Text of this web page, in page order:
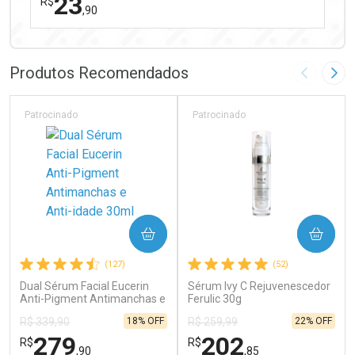
,90
Laboratório
Ativar Desconto
Comprar sem Desconto
Por Menos
Comprar sem Desconto
Produtos Recomendados Imagem
(127)
Dual Sérum Facial Eucerin
Anti-Pigment Antimanchas e
Patrocinado
R$ 339,90
R$279,90
18% OFF
COMPRAR
(52)
Sérum Ivy C Rejuvenescedor
Ferulic 30g
Patrocinado
R$ 259,99
R$202,85
22% OFF
COMPRAR